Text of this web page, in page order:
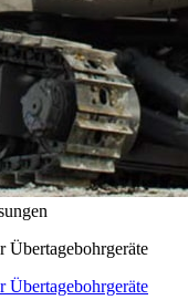
Übertagebohrgeräte
Übertagebohrgeräte